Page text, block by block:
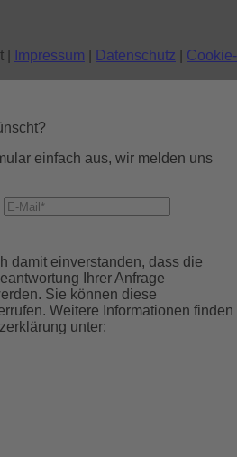
|
Impressum Datenschutz
Cookie-
einfach aus, wir melden uns
damit einverstanden, dass die
Ihrer Anfrage
Sie können diese
Weitere Informationen finden
unter: